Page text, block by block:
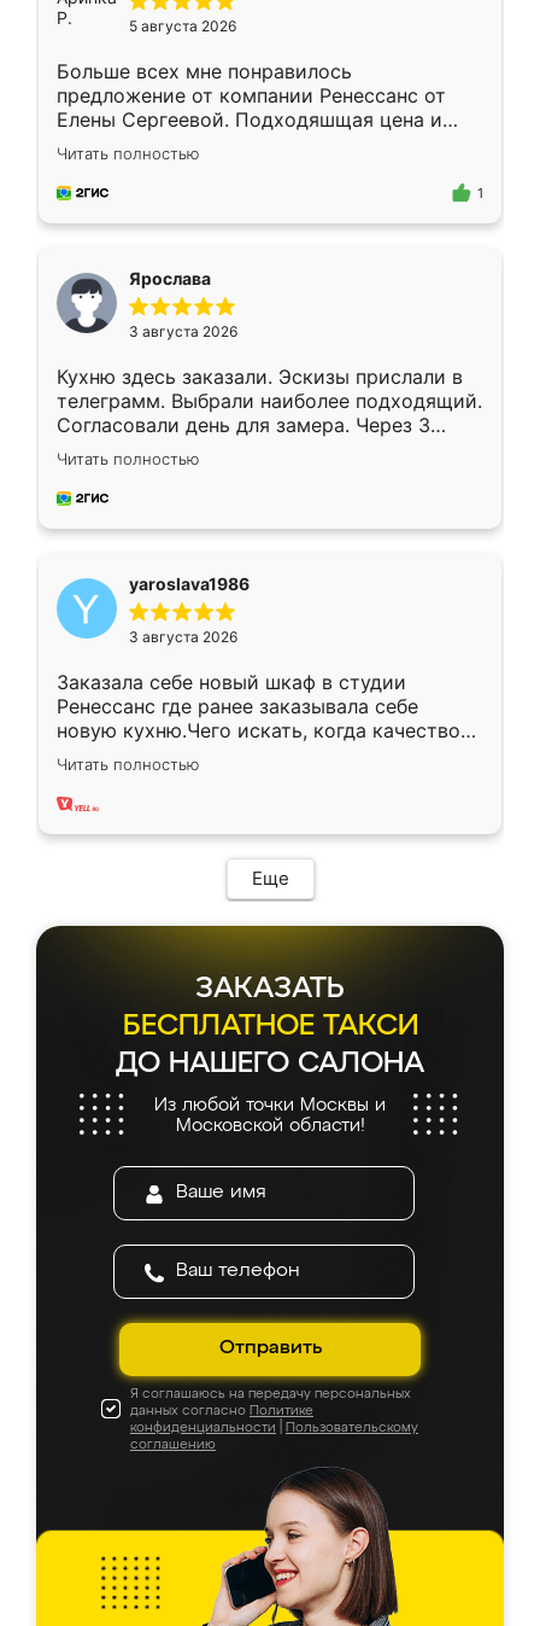
5 августа 2026
Больше всех мне понравилось
предложение от компании Ренессанс от
Елены Сергеевой. Подходяшщая цена и
короткие сроки изготовления. Приехавший
для замера сотрудник Владислав
предложил по моему эскизу самый
Читать полностью
1
Ярослава
3 августа 2026
Кухню здесь заказали. Эскизы прислали в
телеграмм. Выбрали наиболее подходящий.
Согласовали день для замера. Через 3
недели кухня была уже готова. Остались
довольны работой. Спасибо Ренессанс
мебель за качественную работу!
Читать полностью
yaroslava1986
3 августа 2026
Заказала себе новый шкаф в студии
Ренессанс где ранее заказывала себе
новую кухню.Чего искать, когда качеством
вполне довольна. Служит кухня уже почти
два года, нареканий нет.
Читать полностью
Еще
ЗАКАЗАТЬ
БЕСПЛАТНОЕ ТАКСИ
ДО НАШЕГО САЛОНА
Из любой точки Москвы и
Московской области!
Отправить
Я соглашаюсь на передачу персональных
данных согласно Политике
конфиденциальности
Пользовательскому
соглашению